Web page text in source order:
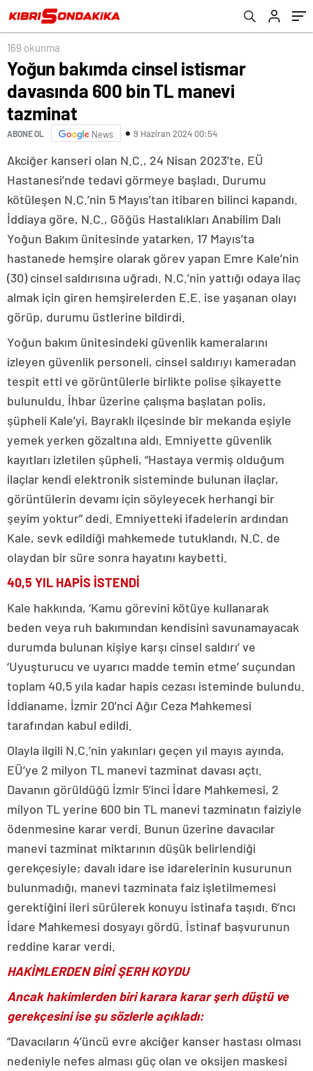
169 okunma
Yoğun bakımda cinsel istismar
davasında 600 bin TL manevi
tazminat
ABONE OL News 9 Haziran 2024 00:54
Akciğer kanseri olan N.C., 24 Nisan 2023’te, EÜ
Hastanesi’nde tedavi görmeye başladı. Durumu
kötüleşen N.C.’nin 5 Mayıs’tan itibaren bilinci kapandı.
İddiaya göre, N.C., Göğüs Hastalıkları Anabilim Dalı
Yoğun Bakım ünitesinde yatarken, 17 Mayıs’ta
hastanede hemşire olarak görev yapan Emre Kale’nin
(30) cinsel saldırısına uğradı. N.C.’nin yattığı odaya ilaç
almak için giren hemşirelerden E.E. ise yaşanan olayı
görüp, durumu üstlerine bildirdi.
Yoğun bakım ünitesindeki güvenlik kameralarını
izleyen güvenlik personeli, cinsel saldırıyı kameradan
tespit etti ve görüntülerle birlikte polise şikayette
bulunuldu. İhbar üzerine çalışma başlatan polis,
şüpheli Kale’yi, Bayraklı ilçesinde bir mekanda eşiyle
yemek yerken gözaltına aldı. Emniyette güvenlik
kayıtları izletilen şüpheli, “Hastaya vermiş olduğum
ilaçlar kendi elektronik sisteminde bulunan ilaçlar,
görüntülerin devamı için söyleyecek herhangi bir
şeyim yoktur” dedi. Emniyetteki ifadelerin ardından
Kale, sevk edildiği mahkemede tutuklandı, N.C. de
olaydan bir süre sonra hayatını kaybetti.
40,5 YIL HAPİS İSTENDİ
Kale hakkında, ‘Kamu görevini kötüye kullanarak
beden veya ruh bakımından kendisini savunamayacak
durumda bulunan kişiye karşı cinsel saldırı’ ve
‘Uyuşturucu ve uyarıcı madde temin etme’ suçundan
toplam 40,5 yıla kadar hapis cezası isteminde bulundu.
İddianame, İzmir 20’nci Ağır Ceza Mahkemesi
tarafından kabul edildi.
Olayla ilgili N.C.’nin yakınları geçen yıl mayıs ayında,
EÜ’ye 2 milyon TL manevi tazminat davası açtı.
Davanın görüldüğü İzmir 5’inci İdare Mahkemesi, 2
milyon TL yerine 600 bin TL manevi tazminatın faiziyle
ödenmesine karar verdi. Bunun üzerine davacılar
manevi tazminat miktarının düşük belirlendiği
gerekçesiyle; davalı idare ise idarelerinin kusurunun
bulunmadığı, manevi tazminata faiz işletilmemesi
gerektiğini ileri sürülerek konuyu istinafa taşıdı. 6’ncı
İdare Mahkemesi dosyayı gördü. İstinaf başvurunun
reddine karar verdi.
HAKİMLERDEN BİRİ ŞERH KOYDU
Ancak hakimlerden biri karara karar şerh düştü ve
gerekçesini ise şu sözlerle açıkladı:
“Davacıların 4’üncü evre akciğer kanser hastası olması
nedeniyle nefes alması güç olan ve oksijen maskesi